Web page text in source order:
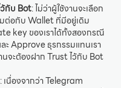
กับ Bot: ไม่ว่าผู้ใช้งานจะเลือก
มต่อกับ Wallet ที่มีอยู่เดิม
key ของเราได้ทั้งสองกรณี
ะ Approve ธุรกรรมแทนเรา
นจะต้องฝาก Trust ไว้กับ Bot
: เนื่องจากว่า Telegram